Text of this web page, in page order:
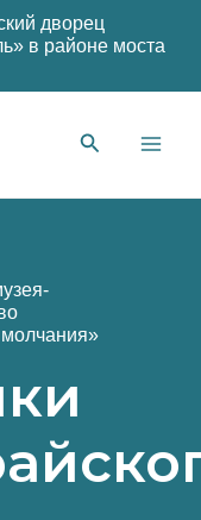
дворец
в районе моста